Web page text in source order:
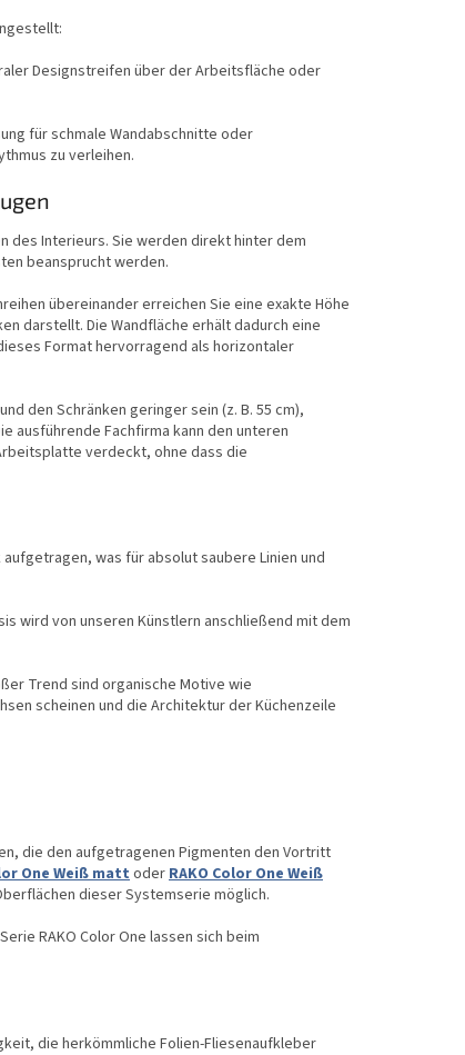
Designstreifen über der Arbeitsfläche oder
für schmale Wandabschnitte oder
zu verleihen.
des Interieurs. Sie werden direkt hinter dem
beansprucht werden.
übereinander erreichen Sie eine exakte Höhe
darstellt. Die Wandfläche erhält dadurch eine
Format hervorragend als horizontaler
den Schränken geringer sein (z. B. 55 cm),
ausführende Fachfirma kann den unteren
verdeckt, ohne dass die
was für absolut saubere Linien und
wird von unseren Künstlern anschließend mit dem
Trend sind organische Motive wie
scheinen und die Architektur der Küchenzeile
die den aufgetragenen Pigmenten den Vortritt
One Weiß mattoderRAKO Color One Weiß
dieser Systemserie möglich.
RAKO Color One lassen sich beim
die herkömmliche Folien-Fliesenaufkleber